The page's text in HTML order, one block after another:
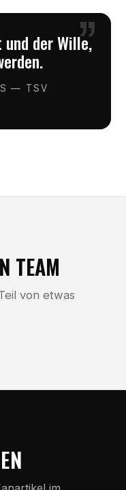
”
der Wille,
— TSV
TEAM
von etwas